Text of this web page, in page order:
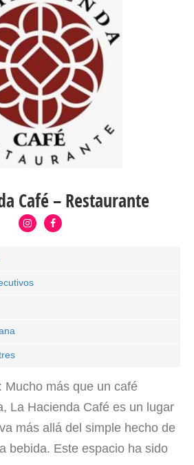
Café – Restaurante
Mucho más que un café
La Hacienda Café es un lugar
más allá del simple hecho de
bebida. Este espacio ha sido